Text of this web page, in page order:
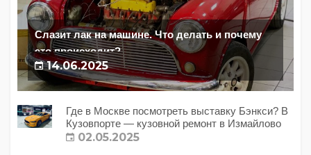
Слазит лак на машине. Что делать и почему
это происходит?
14.06.2025
Где в Москве посмотреть выставку Бэнкси? В
Кузовпорте — кузовной ремонт в Измайлово
02.05.2025